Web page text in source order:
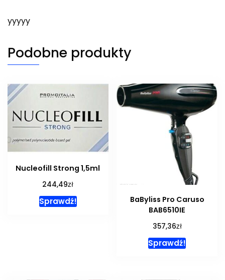
yyyyy
Podobne produkty
Nucleofill Strong 1,5ml
244,49zł
Sprawdź!
BaByliss Pro Caruso
BAB6510IE
357,36zł
Sprawdź!